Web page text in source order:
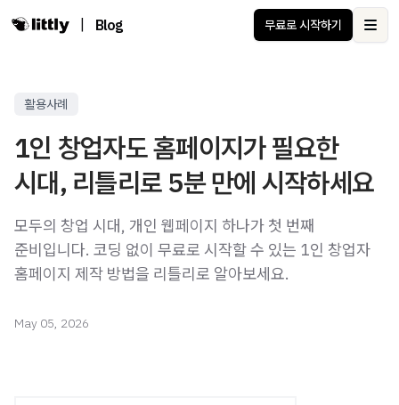
Blog 무료로 시작하기
활용사례
1인 창업자도 홈페이지가 필요한
시대, 리틀리로 5분 만에 시작하세요
모두의 창업 시대, 개인 웹페이지 하나가 첫 번째
준비입니다. 코딩 없이 무료로 시작할 수 있는 1인 창업자
홈페이지 제작 방법을 리틀리로 알아보세요.
May 05, 2026